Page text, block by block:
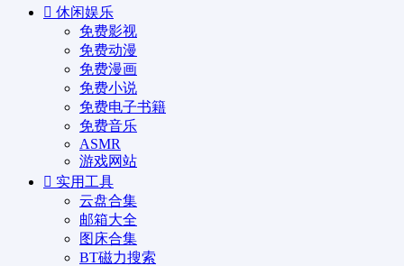
休闲娱乐
免费影视
免费动漫
免费漫画
免费小说
免费电子书籍
免费音乐
ASMR
游戏网站
实用工具
云盘合集
邮箱大全
图床合集
BT磁力搜索